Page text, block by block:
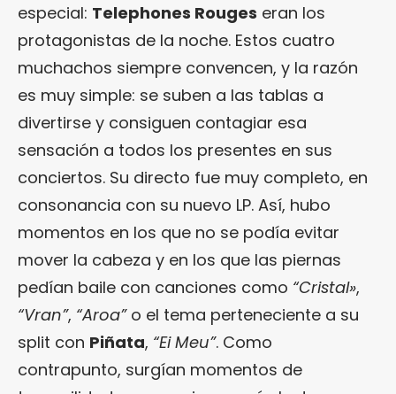
especial: Telephones Rouges eran los
protagonistas de la noche. Estos cuatro
muchachos siempre convencen, y la razón
es muy simple: se suben a las tablas a
divertirse y consiguen contagiar esa
sensación a todos los presentes en sus
conciertos. Su directo fue muy completo, en
consonancia con su nuevo LP. Así, hubo
momentos en los que no se podía evitar
mover la cabeza y en los que las piernas
pedían baile con canciones como “Cristal»,
“Vran”, “Aroa”o el tema perteneciente a su
split con Piñata, “Ei Meu”. Como
contrapunto, surgían momentos de